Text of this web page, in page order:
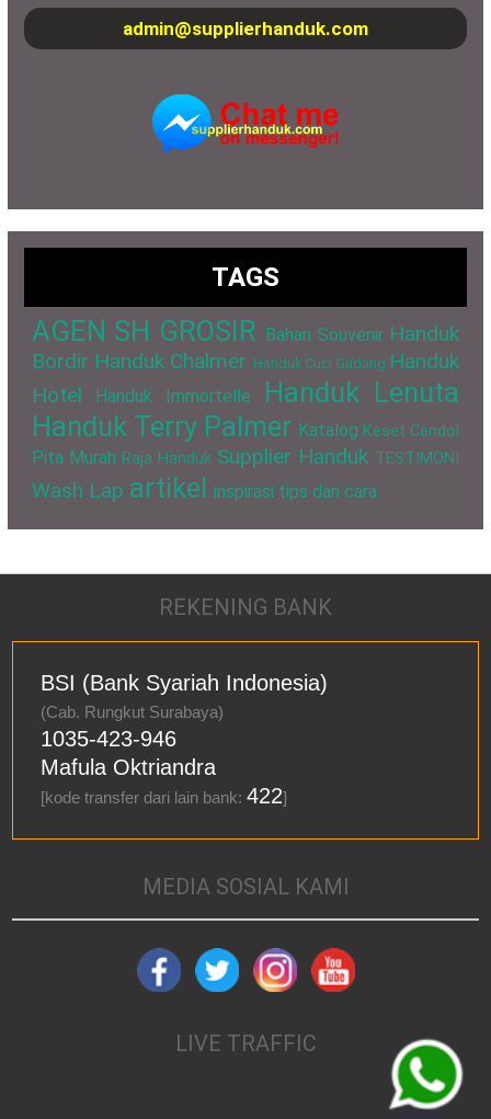
admin@supplierhanduk.com
TAGS
AGEN SH GROSIR Bahan Souvenir Handuk
Bordir Handuk Chalmer Handuk Cuci Gudang Handuk
Hotel
Handuk Immortelle
Handuk Lenuta
Handuk Terry Palmer Katalog Keset Cendol
Pita Murah Raja Handuk Supplier Handuk TESTIMONI
Wash Lap artikel inspirasi tips dan cara
REKENING BANK
BSI (Bank Syariah Indonesia)
(Cab. Rungkut Surabaya)
1035-423-946
Mafula Oktriandra
[kode transfer dari lain bank:422]
MEDIA SOSIAL KAMI
LIVE TRAFFIC